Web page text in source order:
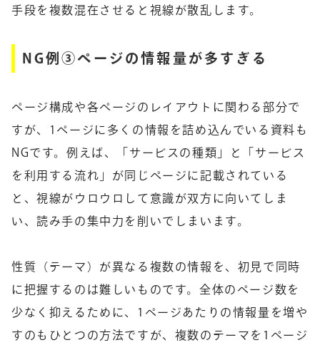
手段を複数混在させると視線が散乱します。
NG例③ページの情報量が多すぎる
ページ構成や各ページのレイアウトに関わる部分で
すが、1ページに多くの情報を詰め込んでいる資料も
NGです。例えば、「サービスの種類」と「サービス
を利用する流れ」が同じページに記載されている
と、視線がウロウロして意識が双方に向いてしま
い、読み手の集中力を削いでしまいます。
性質（テーマ）が異なる複数の情報を、初見で同時
に把握するのは難しい ものです。全体のページ数を
少なく抑えるために、1ページあたりの情報量を増や
すのもひとつの方法ですが、複数のテーマを1ページ